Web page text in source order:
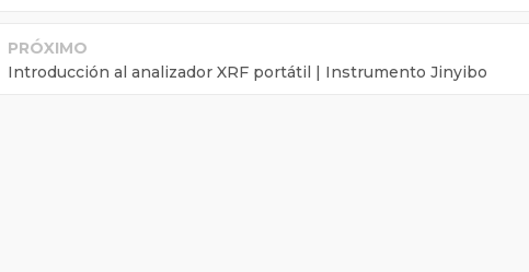
PRÓXIMO
Introducción al analizador XRF portátil | Instrumento Jinyibo